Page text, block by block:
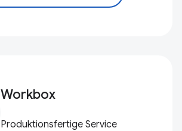
Workbox
Produktionsfertige Service